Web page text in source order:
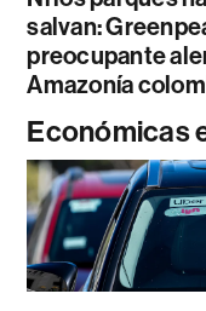
salvan:
preocupante
Amazonía
Económicas